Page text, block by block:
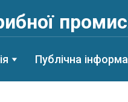
Публічна